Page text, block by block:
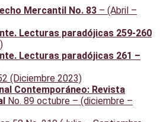
Mercantil No. 83 – (Abril –
Lecturas paradójicas 259-260
Lecturas paradójicas 261 –
(Diciembre 2023)
Contemporáneo: Revista
No. 89 octubre – (diciembre –